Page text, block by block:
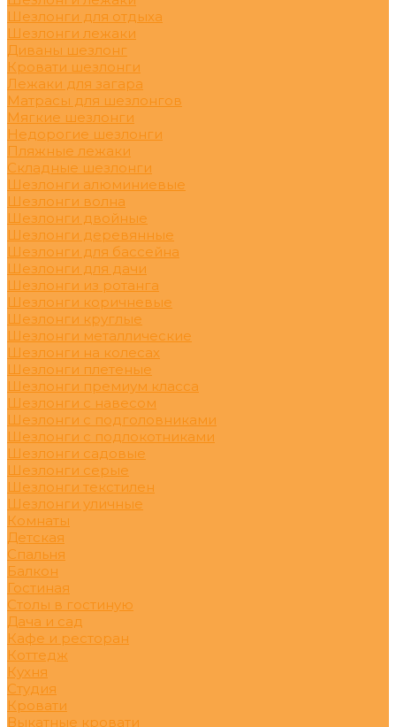
Шезлонги для отдыха
Шезлонги лежаки
Диваны шезлонг
Кровати шезлонги
Лежаки для загара
Матрасы для шезлонгов
Мягкие шезлонги
Недорогие шезлонги
Пляжные лежаки
Складные шезлонги
Шезлонги алюминиевые
Шезлонги волна
Шезлонги двойные
Шезлонги деревянные
Шезлонги для бассейна
Шезлонги для дачи
Шезлонги из ротанга
Шезлонги коричневые
Шезлонги круглые
Шезлонги металлические
Шезлонги на колесах
Шезлонги плетеные
Шезлонги премиум класса
Шезлонги с навесом
Шезлонги с подголовниками
Шезлонги с подлокотниками
Шезлонги садовые
Шезлонги серые
Шезлонги текстилен
Шезлонги уличные
Комнаты
Детская
Спальня
Балкон
Гостиная
Столы в гостиную
Дача и сад
Кафе и ресторан
Коттедж
Кухня
Студия
Кровати
Выкатные кровати